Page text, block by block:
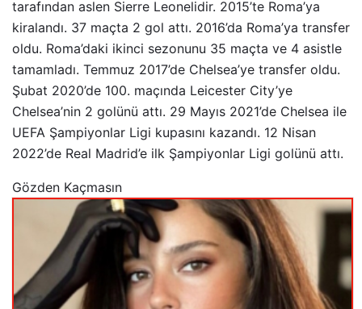
tarafından aslen Sierre Leonelidir. 2015’te Roma’ya
kiralandı. 37 maçta 2 gol attı. 2016’da Roma’ya transfer
oldu. Roma’daki ikinci sezonunu 35 maçta ve 4 asistle
tamamladı. Temmuz 2017’de Chelsea’ye transfer oldu.
Şubat 2020’de 100. maçında Leicester City’ye
Chelsea’nin 2 golünü attı. 29 Mayıs 2021’de Chelsea ile
UEFA Şampiyonlar Ligi kupasını kazandı. 12 Nisan
2022’de Real Madrid’e ilk Şampiyonlar Ligi golünü attı.
Gözden Kaçmasın